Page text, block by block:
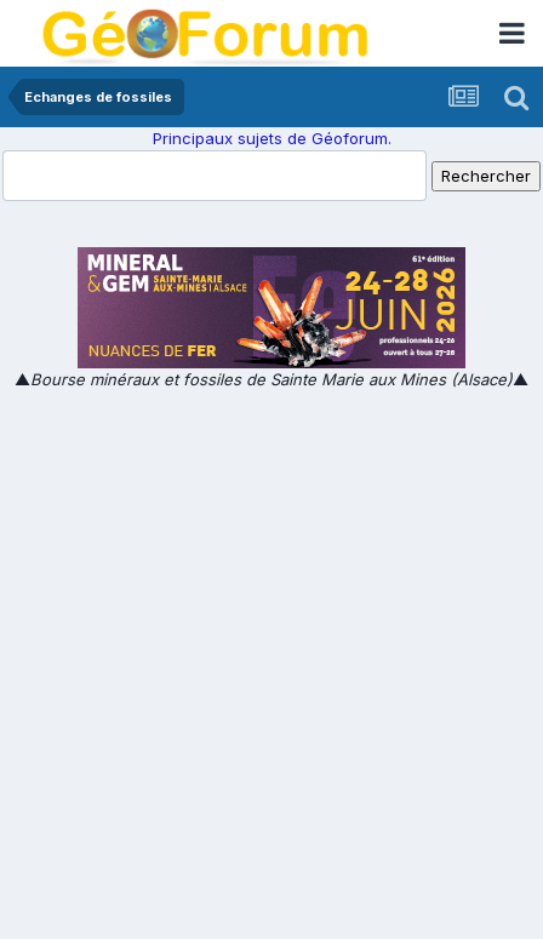
Echanges de fossiles
Principaux sujets de Géoforum.
▲Bourse minéraux et fossiles de Sainte Marie aux Mines (Alsace)▲